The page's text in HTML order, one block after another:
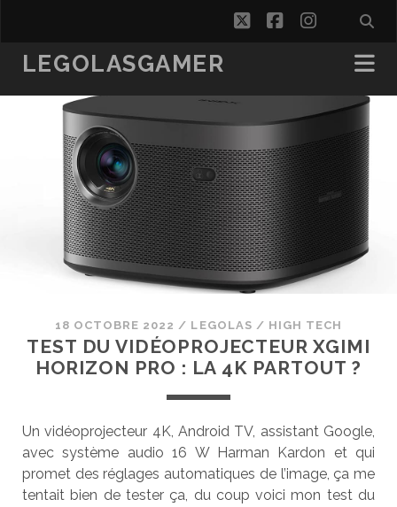
twitterfacebook
LEGOLASGAMER
18 OCTOBRE 2022 / LEGOLAS / HIGH TECH
TEST DU VIDÉOPROJECTEUR XGIMI
HORIZON PRO : LA 4K PARTOUT ?
Un vidéoprojecteur 4K, Android TV, assistant Google,
avec système audio 16 W Harman Kardon et qui
promet des réglages automatiques de l’image, ça me
tentait bien de tester ça, du coup voici mon test du